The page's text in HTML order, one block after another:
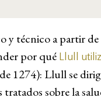
y técnico a partir
por qué Llull
1274): Llull se
sobre la